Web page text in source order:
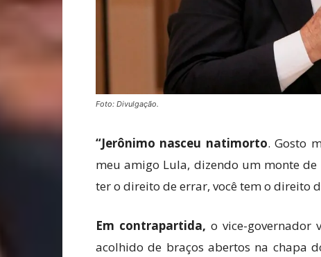
Foto: Divulgação.
“Jerônimo nasceu natimorto. Gosto
meu amigo Lula, dizendo um monte
ter o direito de errar, você tem o direito
Em contrapartida, o vice-governador
acolhido de braços abertos na chapa